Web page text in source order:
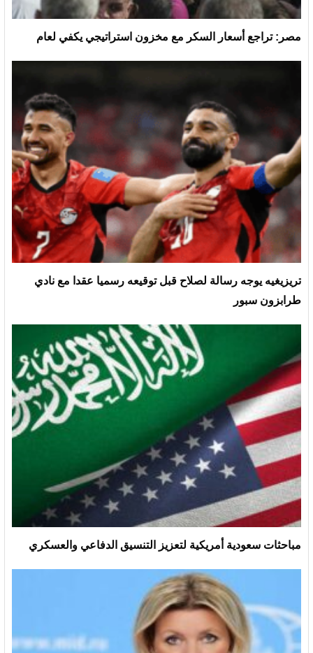
مصر: تراجع أسعار السكر مع مخزون استراتيجي يكفي لعام
تريزيغيه يوجه رسالة لصلاح قبل توقيعه رسميا عقدا مع نادي
طرابزون سبور
مباحثات سعودية أمريكية لتعزيز التنسيق الدفاعي والعسكري